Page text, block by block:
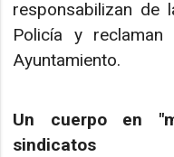
responsabilizan de
Policía y reclaman
Ayuntamiento.
Un cuerpo en
sindicatos